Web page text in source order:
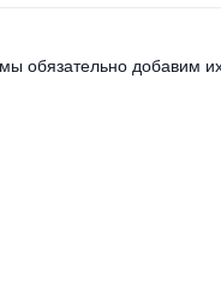
обязательно добавим